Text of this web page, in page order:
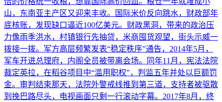
山，东南亚主产区又迎来丰收。国际米价反向跳水，财政部年
底核账，发现缺口逼近100亿美元。财政黑洞，带来的政治压
力像雨季洪水，村镇银行先抽贷，米商囤货观望，街头示威一
拨接一拨。军方高层频繁发表“稳定秩序”通告，2014年5月，
军车开进总理府，内阁全员被带离会场。同年11月，宪法法院
裁定英拉，在稻谷项目中“滥用职权”，判监五年并处以巨额罚
金。审判结束那天，法院外警戒线推到第三道，支持者被驱散
到挽巴路尽头，电视画面只剩一行滚动字幕。2017年8月，终